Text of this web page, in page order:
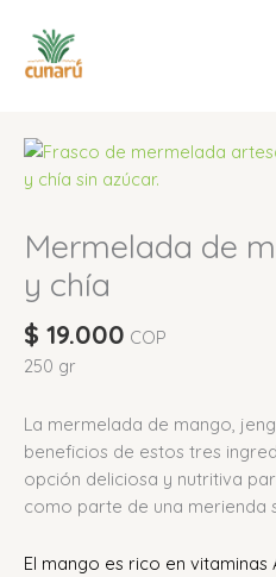
contenido
Mermelada de
y chía
$ 19.000 COP
250 gr
La mermelada de mango,
beneficios de estos tres
opción deliciosa y nutritiva
como parte de una merienda
El mango es rico en vitaminas
Mermelada
de
jengibre
y
chía
jengibre
chía